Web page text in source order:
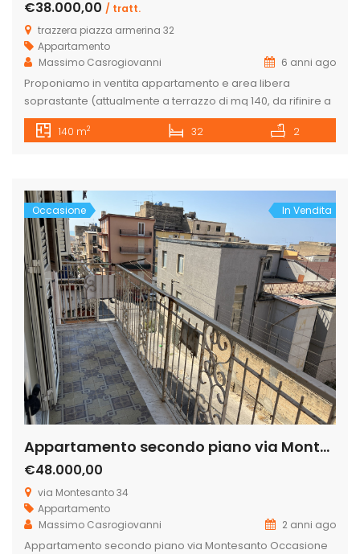
€38.000,00 / tratt.
trazzera piazza armerina 32
Appartamento
Massimo Casrogiovanni
6 anni ago
Proponiamo in ventita appartamento e area libera
soprastante (attualmente a terrazzo di mq 140, da rifinire a
proprio gusto. L’immobile è libero da tutti e quattro i lati ed
ha una esposizione ed una vista veramente ottima.
0922771531 o veniteci a […]
140 m2 32 2
Occasione In Vendita
Appartamento secondo piano via Montesanto
€48.000,00
via Montesanto 34
Appartamento
Massimo Casrogiovanni
2 anni ago
Appartamento secondo piano via Montesanto Occasione